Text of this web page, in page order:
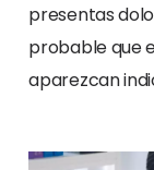
presentas
probable que
aparezcan